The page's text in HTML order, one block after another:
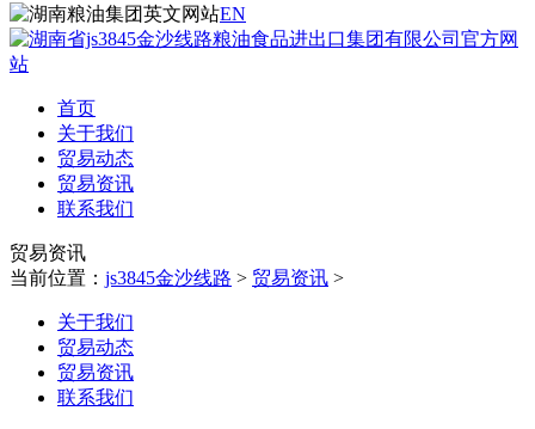
EN
首页
关于我们
贸易动态
贸易资讯
联系我们
贸易资讯
当前位置： js3845金沙线路 > 贸易资讯 >
关于我们
贸易动态
贸易资讯
联系我们